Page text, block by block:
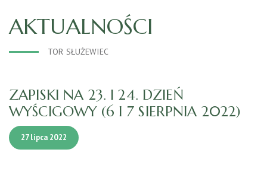
AKTUALNOŚCI
TOR SŁUŻEWIEC
ZAPISKI NA 23. I 24. DZIEŃ
WYŚCIGOWY (6 I 7 SIERPNIA 2022)
27 lipca 2022